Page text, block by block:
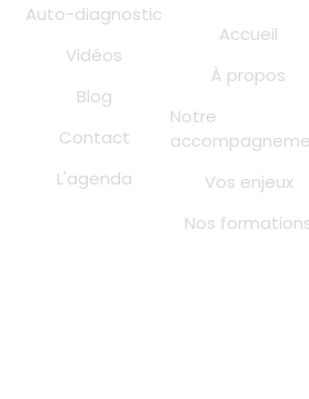
Auto-diagnostic
Vidéos
Blog
Contact
L'agenda
Accueil
À propos
Notre
Vos enjeux
Nos